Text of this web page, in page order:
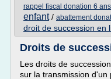
rappel fiscal donation 6 ans
enfant/ abattement
droit de succession en
Droits de
Les droits de
sur la transmission